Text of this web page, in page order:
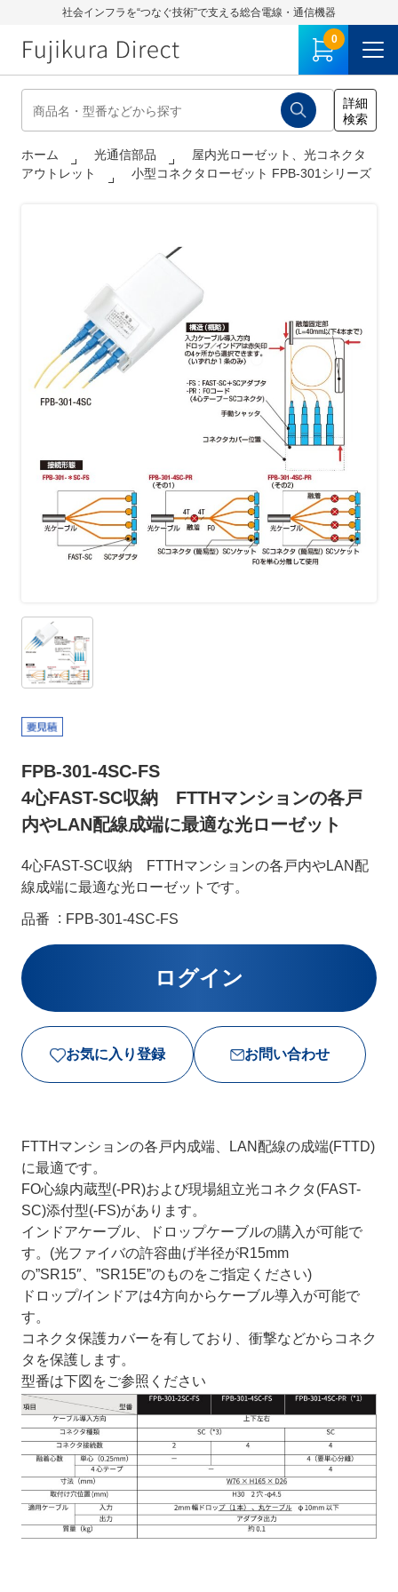
社会インフラを“つなぐ技術”で支える総合電線・通信機器
0
ホーム 光通信部品
屋内光ローゼット、光コネクタ
アウトレット
小型コネクタローゼット FPB-301シリーズ
FPB-301-4SC-FS
4心FAST-SC収納 FTTHマンションの各戸
内やLAN配線成端に最適な光ローゼット
4心FAST-SC収納 FTTHマンションの各戸内やLAN配
線成端に最適な光ローゼットです。
品番 FPB-301-4SC-FS
お気に入り登録 お問い合わせ
FTTHマンションの各戸内成端、LAN配線の成端(FTTD)
に最適です。
FO心線内蔵型(-PR)および現場組立光コネクタ(FAST-
SC)添付型(-FS)があります。
インドアケーブル、ドロップケーブルの購入が可能で
す。(光ファイバの許容曲げ半径がR15mm
の”SR15″、”SR15E”のものをご指定ください)
ドロップ/インドアは4方向からケーブル導入が可能で
す。
コネクタ保護カバーを有しており、衝撃などからコネク
タを保護します。
型番は下図をご参照ください